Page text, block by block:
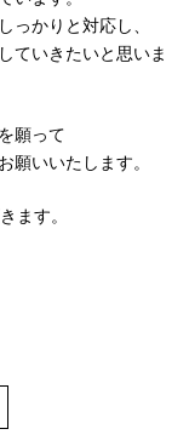
っかりと対応し、
ていきたいと思いま
願って
願いいたします。
ます。